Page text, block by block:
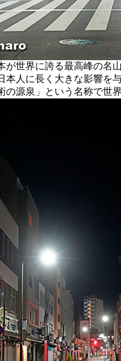
世界に誇る最高峰の名
本人に長く大きな影響を
の源泉」という名称で世